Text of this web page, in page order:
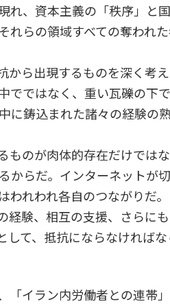
れ、資本主義の「秩序」と
れらの領域すべての奪われ
ら出現するものを深く考え
ではなく、重い瓦礫の下で
に鋳込まれた諸々の経験の
ものが肉体的存在だけではな
からだ。インターネットが
われわれ各自のつながりだ
経験、相互の支援、さらに
して、抵抗にならなければな
「イラン内労働者との連帯